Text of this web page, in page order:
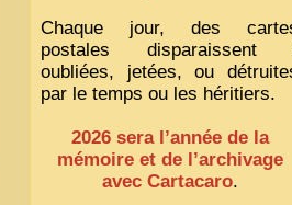
Chaque jour, des
postales disparaissent
oubliées, jetées, ou
par le temps ou les héritiers.
2026 sera l’année de la
mémoire et de l’archivage
avec Cartacaro.